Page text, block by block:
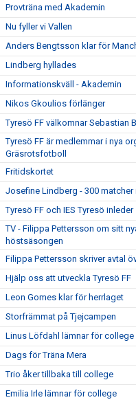
Provträna med Akademin
Nu fyller vi Vallen
Anders Bengtsson klar för
Lindberg hyllades
Informationskväll - Akademin
Nikos Gkoulios förlänger
Tyresö FF välkomnar Sebastian
Tyresö FF är medlemmar i nya
Gräsrotsfotboll
Fritidskortet
Josefine Lindberg - 300 matcher
Tyresö FF och IES Tyresö
TV - Filippa Pettersson om sitt
höstsäsongen
Filippa Pettersson skriver avtal
Hjälp oss att utveckla Tyresö FF
Leon Gomes klar för herrlaget
Storfrämmat på Tjejcampen
Linus Löfdahl lämnar för college
Dags för Träna Mera
Trio åker tillbaka till college
Emilia Irle lämnar för college